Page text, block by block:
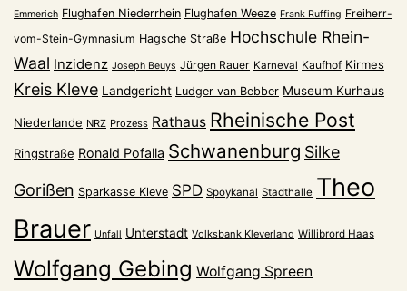
Emmerich Flughafen Niederrhein Flughafen Weeze Frank Ruffing Freiherr-
vom-Stein-Gymnasium Hagsche Straße Hochschule Rhein-
Waal Inzidenz Joseph Beuys Jürgen Rauer Karneval Kaufhof Kirmes
Kreis Kleve Landgericht Ludger van Bebber Museum Kurhaus
Niederlande NRZ Prozess Rathaus Rheinische Post
Ringstraße Ronald Pofalla Schwanenburg Silke
Gorißen Sparkasse Kleve SPD Spoykanal Stadthalle Theo
Brauer Unfall Unterstadt Volksbank Kleverland Willibrord Haas
Wolfgang Gebing Wolfgang Spreen